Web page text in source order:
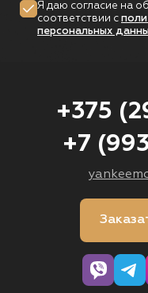
Я даю согласие на
соответствии с
персональных
+375
+7